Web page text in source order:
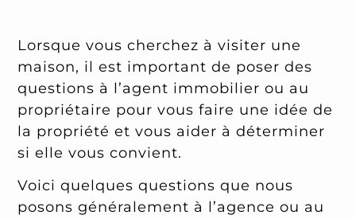
Lorsque vous cherchez à visiter une
maison, il est important de poser des
questions à l’agent immobilier ou au
propriétaire pour vous faire une idée de
la propriété et vous aider à déterminer
si elle vous convient.
Voici quelques questions que nous
posons généralement à l’agence ou au